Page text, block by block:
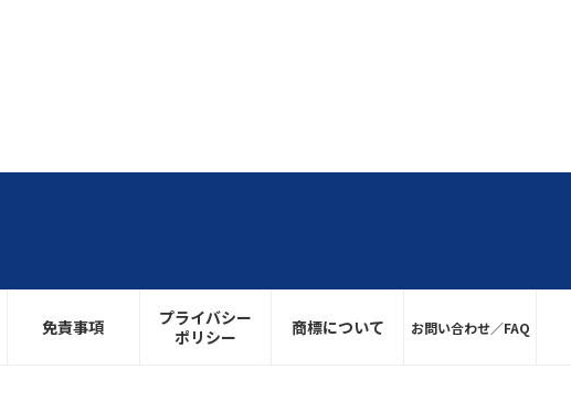
免責事項
プライバシー
ポリシー
商標について お問い合わせ／FAQ